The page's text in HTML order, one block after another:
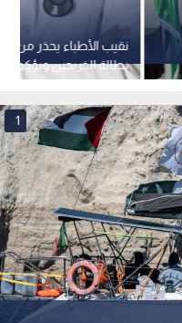
نقيب الأطباء يحذر من
2025 بلا مقاعد اختصاص
1